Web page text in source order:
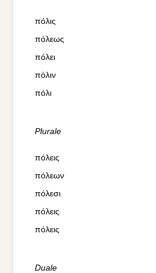
πόλις
πόλεως
πόλει
πόλιν
πόλι
Plurale
πόλεις
πόλεων
πόλεσι
πόλεις
πόλεις
Duale